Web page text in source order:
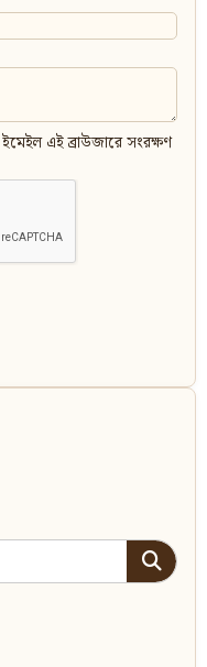
এই ব্রাউজারে সংরক্ষণ